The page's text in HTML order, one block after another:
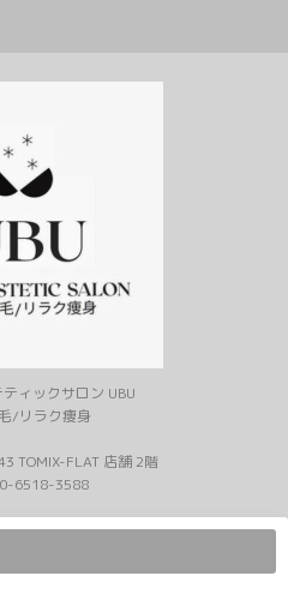
ィックサロン UBU
/リラク痩身
TOMIX-FLAT 店舗 2階
6518-3588